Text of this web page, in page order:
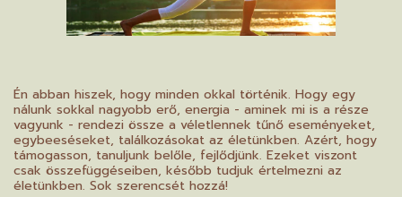
Én abban hiszek, hogy minden okkal történik. Hogy egy
nálunk sokkal nagyobb erő, energia - aminek mi is a része
vagyunk - rendezi össze a véletlennek tűnő eseményeket,
egybeeséseket, találkozásokat az életünkben. Azért, hogy
támogasson, tanuljunk belőle, fejlődjünk. Ezeket viszont
csak összefüggéseiben, később tudjuk értelmezni az
életünkben. Sok szerencsét hozzá!